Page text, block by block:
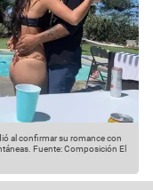
al confirmar su romance con
Fuente: Composición El